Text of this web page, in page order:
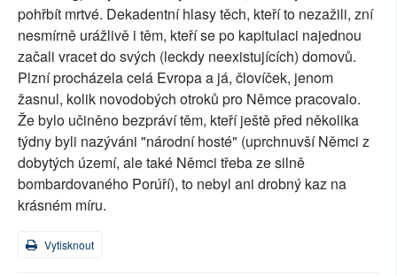
pohřbít mrtvé. Dekadentní hlasy těch, kteří to nezažili, zní
nesmírně urážlivě i těm, kteří se po kapitulaci najednou
začali vracet do svých (leckdy neexistujících) domovů.
Plzní procházela celá Evropa a já, človíček, jenom
žasnul, kolik novodobých otroků pro Němce pracovalo.
Že bylo učiněno bezpráví těm, kteří ještě před několika
týdny byli nazýváni "národní hosté" (uprchnuvší Němci z
dobytých území, ale také Němci třeba ze silně
bombardovaného Porúří), to nebyl ani drobný kaz na
krásném míru.
Vytisknout